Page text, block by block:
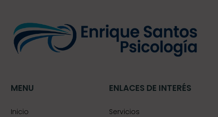
MENU
Inicio
ENLACES DE INTERÉS
Servicios